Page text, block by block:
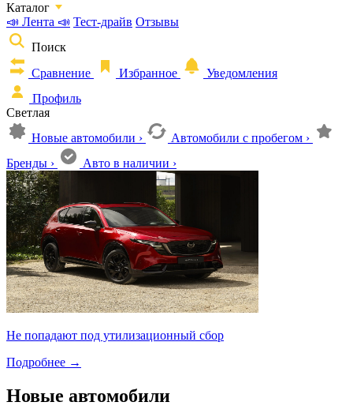
Каталог
📣 Лента 📣 Тест-драйв Отзывы
Поиск
Сравнение
Избранное
Уведомления
Профиль
Светлая
Новые автомобили › Автомобили с пробегом ›
Бренды › Авто в наличии ›
Не попадают под утилизационный сбор
Подробнее →
Новые автомобили